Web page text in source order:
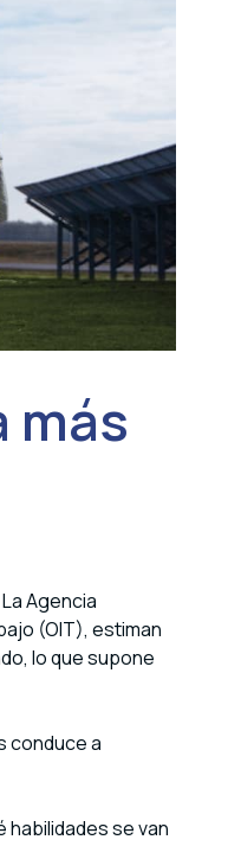
más
Agencia
(OIT), estiman
lo que supone
conduce a
se van